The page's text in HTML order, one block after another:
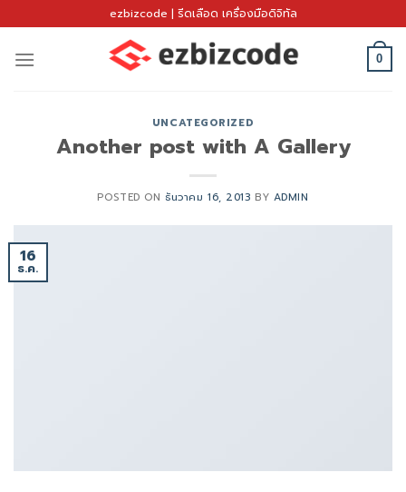
to
content
ezbizcode | รีดเลือด เครื่องมือดิจิทัล
0
UNCATEGORIZED
Another post with A Gallery
POSTED ON ธันวาคม 16, 2013 BY ADMIN
16
ธ.ค.